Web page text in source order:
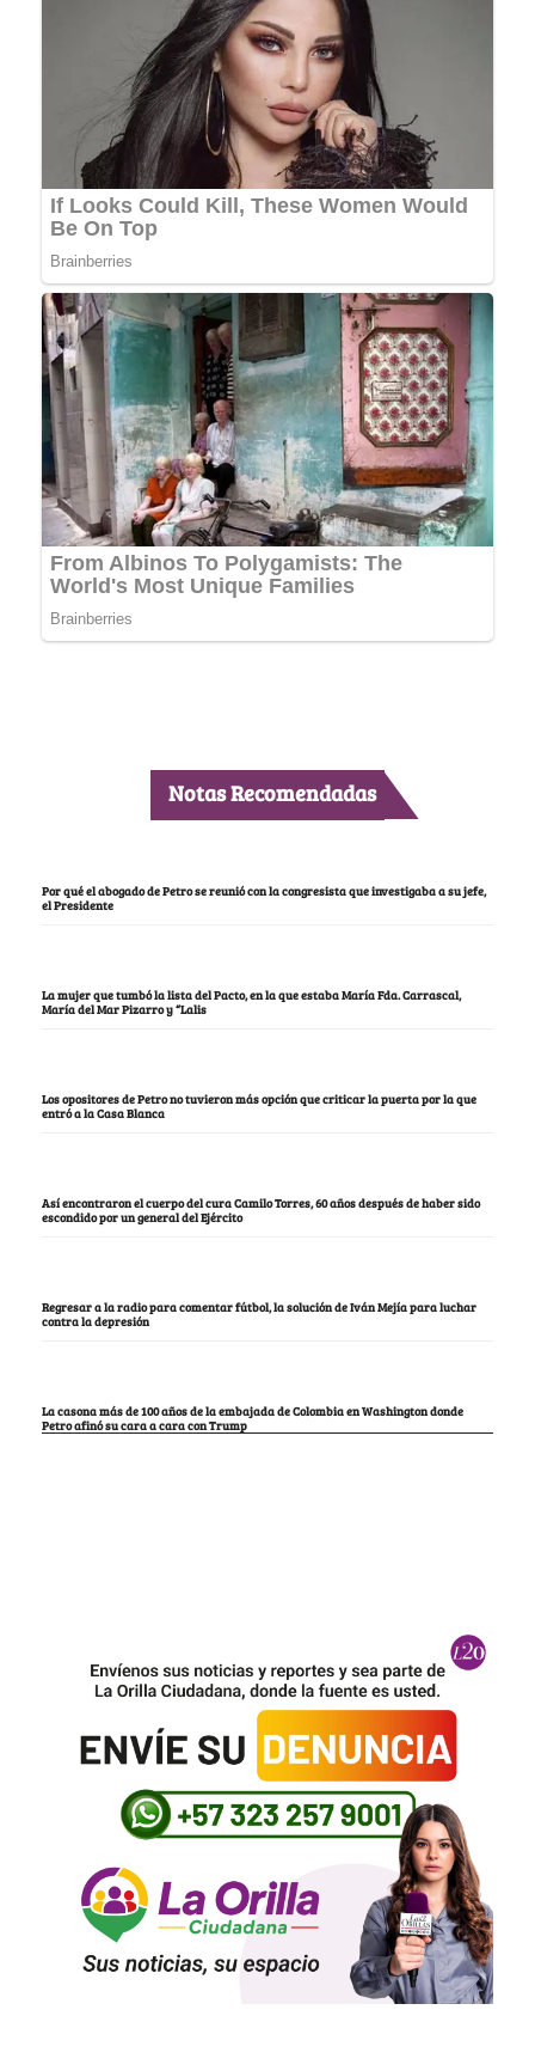
Notas Recomendadas
Por qué el abogado de Petro se reunió con la congresista que investigaba a su jefe,
el Presidente
La mujer que tumbó la lista del Pacto, en la que estaba María Fda. Carrascal,
María del Mar Pizarro y “Lalis
Los opositores de Petro no tuvieron más opción que criticar la puerta por la que
entró a la Casa Blanca
Así encontraron el cuerpo del cura Camilo Torres, 60 años después de haber sido
escondido por un general del Ejército
Regresar a la radio para comentar fútbol, la solución de Iván Mejía para luchar
contra la depresión
La casona más de 100 años de la embajada de Colombia en Washington donde
Petro afinó su cara a cara con Trump